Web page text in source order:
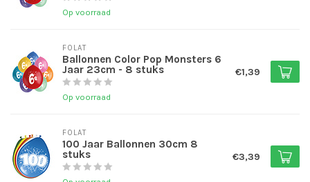
Op voorraad
FOLAT
Ballonnen Color Pop Monsters 6
Jaar 23cm - 8 stuks
Op voorraad
€1,39
FOLAT
100 Jaar Ballonnen 30cm 8
stuks
€3,39